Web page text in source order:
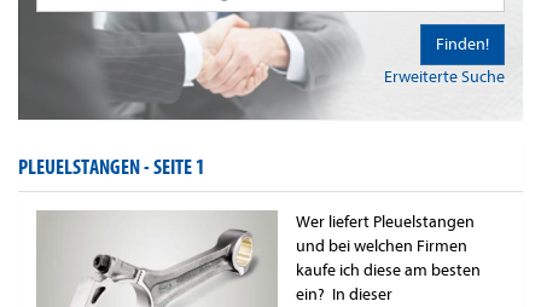
Erweiterte Suche
Finden!
PLEUELSTANGEN -SEITE 1
Wer liefert Pleuelstangen
und bei welchen Firmen
kaufe ich diese am besten
ein? In dieser